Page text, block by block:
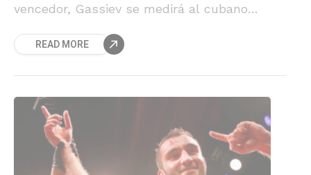
vencedor, Gassiev se medirá al cubano
READ MORE